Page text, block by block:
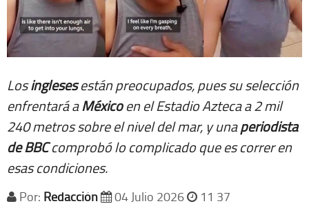
Losinglesesestán preocupados, pues su selección
enfrentará aMéxicoen el Estadio Azteca a 2 mil
240 metros sobre el nivel del mar, y unaperiodista
de BBCcomprobó lo complicado que es correr en
esas condiciones.
Por: Redacción 04 Julio 2026 11 37